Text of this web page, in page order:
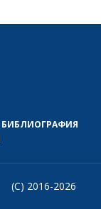
БИБЛИОГРАФИЯ
(C) 2016-2026